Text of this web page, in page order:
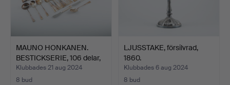
MAUNO HONKANEN.
BESTICKSERIE, 106 delar,
s…
Klubbades 21 aug 2024
8 bud
LJUSSTAKE, försilvrad,
1860.
Klubbades 6 aug 2024
8 bud